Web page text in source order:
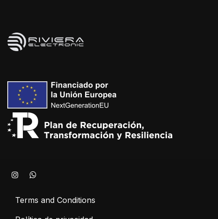
Terms and Conditions